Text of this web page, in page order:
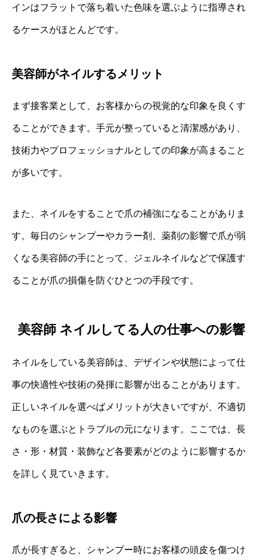
インはフラットで落ち着いた色味を選ぶように指導され
るケースがほとんどです。
美容師がネイルするメリット
まず接客業として、お客様からの視覚的な印象を良くす
ることができます。手元が整っていると清潔感があり、
技術力やプロフェッショナルとしての印象が高まること
が多いです。
また、ネイルをすることで爪の補強になることがありま
す。毎日のシャンプーやカラー剤、薬剤の影響で爪が弱
くなる美容師の手にとって、ジェルネイルなどで保護す
ることが爪の損傷を防ぐひとつの手段です。
美容師 ネイルしてる人の仕事への影響
ネイルをしている美容師は、デザインや状態によって仕
事の快適性や技術の発揮に影響が出ることがあります。
正しいネイルを選べばメリットが大きいですが、不適切
なものを選ぶとトラブルの元になります。ここでは、長
さ・形・材質・装飾など各要素がどのように影響するか
を詳しく見ていきます。
爪の長さによる影響
爪が長すぎると、シャンプー時にお客様の頭皮を傷つけ